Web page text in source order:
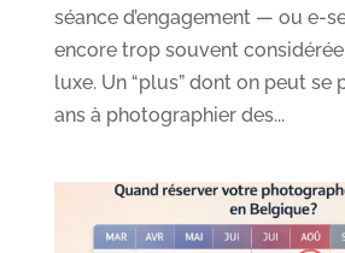
séance d’engagement — ou e-
encore trop souvent
luxe. Un “plus” dont on peut se
ans à photographier des...